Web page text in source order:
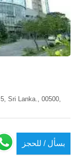
Sri Lanka., 00500,
بسأل / للحجز